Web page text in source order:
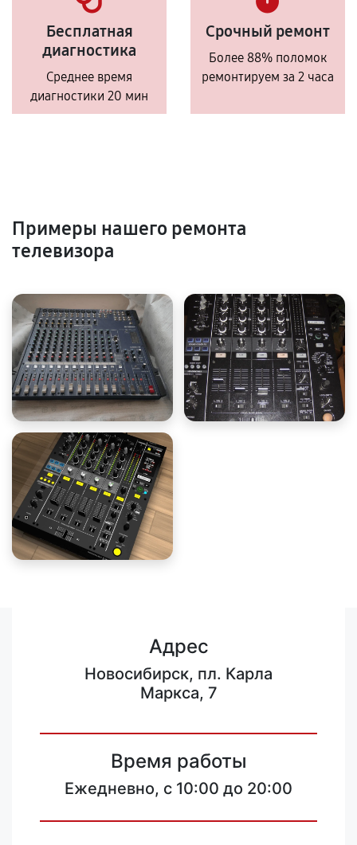
Бесплатная
диагностика
Среднее время
диагностики 20 мин
Срочный ремонт
Более 88% поломок
ремонтируем за 2 часа
Примеры нашего ремонта
телевизора
Адрес
Новосибирск, пл. Карла
Маркса, 7
Время работы
Ежедневно, с 10:00 до 20:00